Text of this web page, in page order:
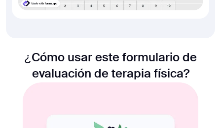
¿Cómo usar este formulario de
evaluación de terapia física?